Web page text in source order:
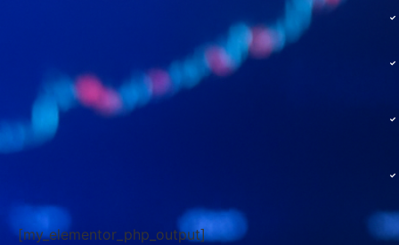
[my_elementor_php_output]